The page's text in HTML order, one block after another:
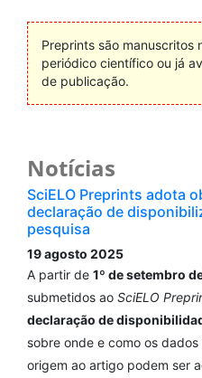
Preprints são manuscritos
periódico científico ou já
de publicação.
Notícias
SciELO Preprints adota
declaração de
pesquisa
19 agosto 2025
A partir de 1º de setembro
submetidos ao SciELO
declaração de
sobre onde e como os
origem ao artigo podem ser